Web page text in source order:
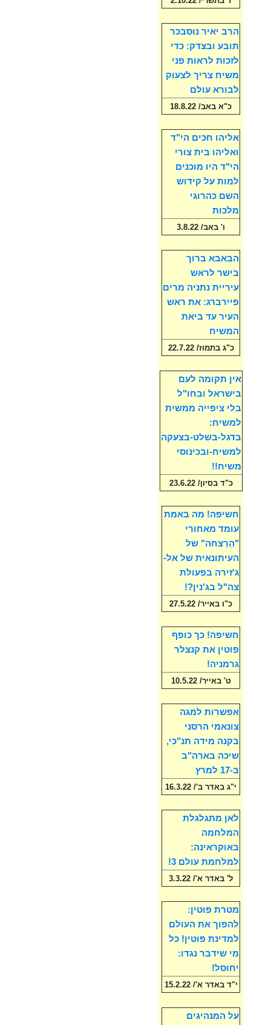
הרב יאיר נוסבכר
תובע ובצדק: כדי
לזכות לראות פני
משיח צריך לצעוק
לבורא עולם
כ"א באב/ 18.8.22
אליהו חכים הי"ד
ואליהו בית צורי
הי"ד היו מוכנים
למות על קידוש
השם כהרוגי
מלכות
ו' באב/ 3.8.22
הבאבא ברוך
בישר לראש
עיריית נתניה מרים
פיירברג: את ראש
העיר עד ביאת
המשיח
כ"ג בתמוז/ 22.7.22
אין תקומה לעם
בישראל ובחו"ל
בלי ציפייה ממשית
למשיח:
בדגל-בשלט-בצעקה
למשיח-ובכינוסי
משיח!!
כ"ד בסיון/ 23.6.22
חשיפה! מה באמת
עומד מאחורי
"הֵרַצחה" של
העיתונאית של אל-
ג'זירה בפעולת
צה"ל בג'נין?!
כ"ו באייר/ 27.5.22
חשיפה! כך כופף
פוטין את קנצלר
גרמניה!
ט' באייר/ 10.5.22
אפשרות למגה
צונאמי הרסני
בקנה מידה תנ"כי,
שיכה בארה"ב
ב-17 למרץ
י"ג באדר ב'/ 16.3.22
לאן מתגלגלת
המלחמה
באוקראינה:
למלחמת עולם 3!
ל' באדר א'/ 3.3.22
מטרת פוטין:
להפוך את העולם
למדינת פוטין! כל
מי שידבר נגדו:
יחוסל!
י"ד באדר א'/ 15.2.22
על המנהיגים